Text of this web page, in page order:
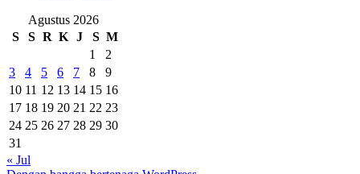
Agustus 2026
S
S R K J S M
1
2
3
4 5 6 7 8
9
10 11 12 13 14 15 16
17 18 19 20 21 22 23
24 25 26 27 28 29 30
31
« Jul